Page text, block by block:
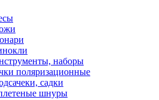
наборы
поляризационные
садки
шнуры